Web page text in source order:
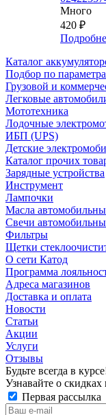
Много
420 ₽
Каталог
Подбор по
Грузовой и
Легковые
Мототехника
Лодочные
ИБП (UPS)
Детские
Каталог прочих
Зарядные устройства
Инструмент
Лампочки
Масла
Свечи
Фильтры
Щетки
О сети Катод
Программа
Адреса магазинов
Доставка и оплата
Новости
Статьи
Акции
Услуги
Отзывы
Будьте всегда в
Узнавайте о
Первая рассылка